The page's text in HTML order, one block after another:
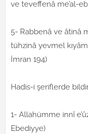
ve teveffenâ me’al-
5- Rabbenâ ve âtinâ
tühzinâ yevmel
İmran 194)
Hadis-i şeriflerde
1- Allahümme innî
Ebediyye)